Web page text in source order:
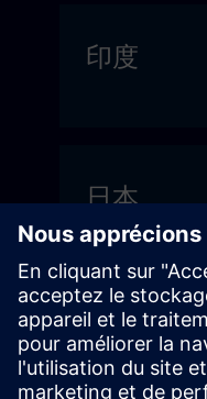
印度
日本
台灣